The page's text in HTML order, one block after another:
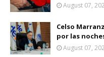
August 07,
Celso
por las
August 07,